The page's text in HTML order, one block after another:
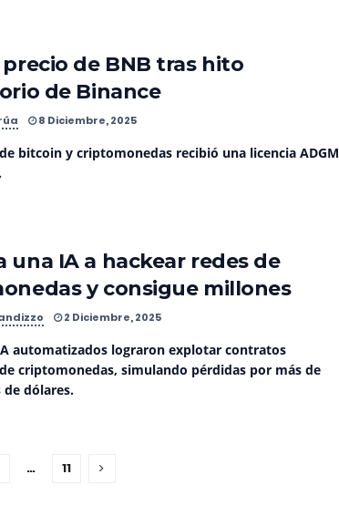
precio de BNB tras hito
de Binance
8 Diciembre, 2025
bitcoin y criptomonedas recibió una licencia ADGM
una IA a hackear redes de
y consigue millones
2 Diciembre, 2025
automatizados lograron explotar contratos
criptomonedas, simulando pérdidas por más de
de dólares.
… 11